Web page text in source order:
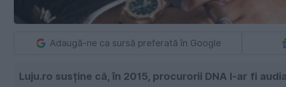
Adaugă-ne ca sursă preferată în Google
Luju.ro susține că, în 2015, procurorii DNA l-ar fi